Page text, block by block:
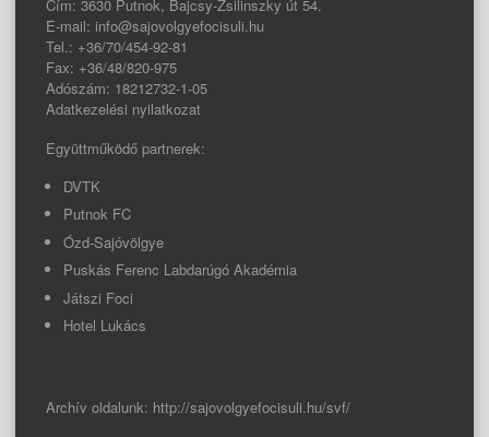
Cím: 3630 Putnok, Bajcsy-Zsilinszky út 54.
E-mail: info@sajovolgyefocisuli.hu
Tel.: +36/70/454-92-81
Fax: +36/48/820-975
Adószám: 18212732-1-05
Adatkezelési nyilatkozat
Együttműködő partnerek:
DVTK
Putnok FC
Ózd-Sajóvölgye
Puskás Ferenc Labdarúgó Akadémia
Játszi Foci
Hotel Lukács
Archív oldalunk: http://sajovolgyefocisuli.hu/svf/